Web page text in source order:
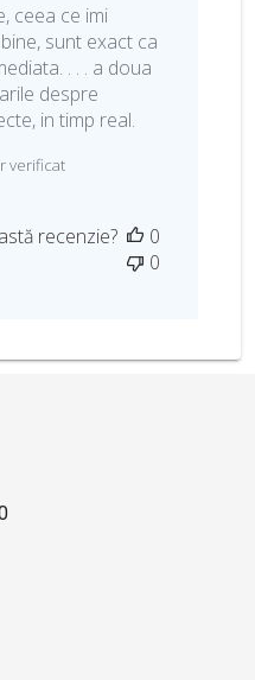
ceea ce imi
sunt exact ca
. . . a doua
despre
in timp real.
verificat
recenzie?
0
0